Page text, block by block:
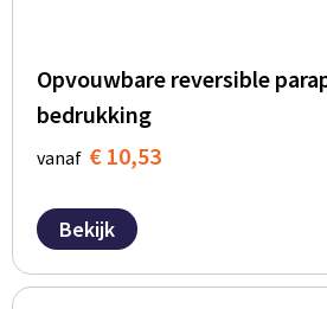
Opvouwbare reversible
bedrukking
vanaf € 10,53
Bekijk